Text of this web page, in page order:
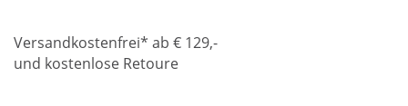
Versandkostenfrei* ab € 129,-
und kostenlose Retoure